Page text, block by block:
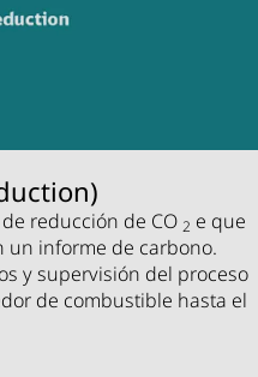
reducción de CO 2 e que
informe de carbono.
y supervisión del proceso
de combustible hasta el